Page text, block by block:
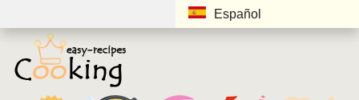
Español